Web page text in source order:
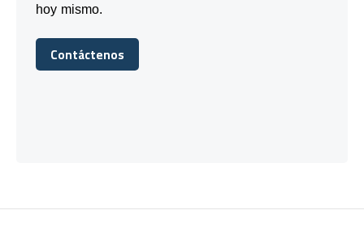
hoy mismo.
Contáctenos
Contáctenos